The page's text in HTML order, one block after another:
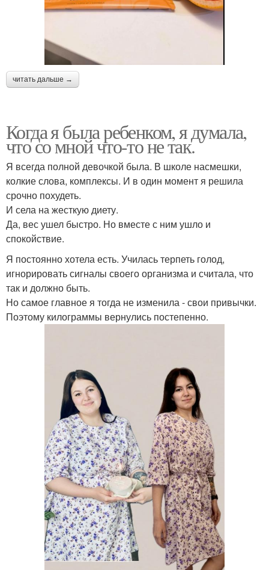
читать дальше →
Когда я была ребенком, я думала,
что со мной что-то не так.
Я всегда полной девочкой была. В школе насмешки,
колкие слова, комплексы. И в один момент я решила
срочно похудеть.
И села на жесткую диету.
Да, вес ушел быстро. Но вместе с ним ушло и
спокойствие.
Я постоянно хотела есть. Училась терпеть голод,
игнорировать сигналы своего организма и считала, что
так и должно быть.
Но самое главное я тогда не изменила - свои привычки.
Поэтому килограммы вернулись постепенно.